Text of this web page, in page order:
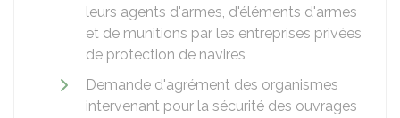
leurs agents d'armes, d'éléments d'armes
et de munitions par les entreprises privées
de protection de navires
Demande d'agrément des organismes
intervenant pour la sécurité des ouvrages